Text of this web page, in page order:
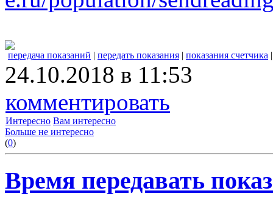
передача показаний | передать показания | показания счетчика
24.10.2018 в 11:53
комментировать
Интересно Вам интересно
Больше не интересно
(0)
Время передавать